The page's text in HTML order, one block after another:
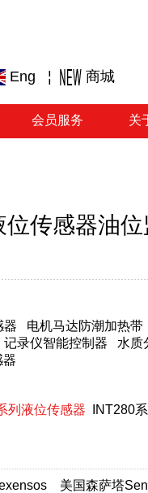
Eng ¦ 商城
会员服务 关
传感器油位
器 电机马达防潮加热带
记录仪智能控制器 水质
器
列液位传感器 INT280
美国森萨塔